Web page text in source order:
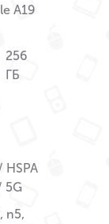
A19
256
ГБ
HSPA
5G
n5,